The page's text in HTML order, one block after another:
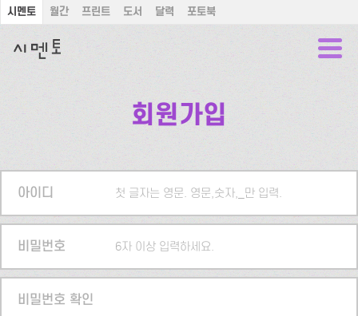
시멘토 월간 프린트 도서 달력 포토북
회원가입
아이디 첫 글자는 영문. 영문,숫자,_만 입력.
비밀번호 6자 이상 입력하세요.
비밀번호 확인